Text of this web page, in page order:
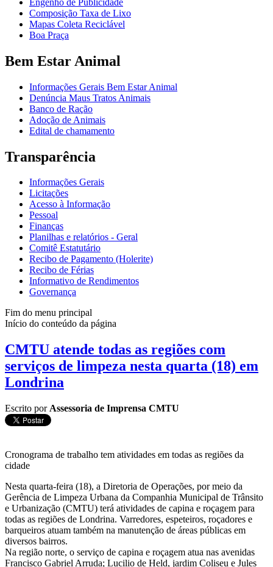
Composição Taxa de Lixo
Mapas Coleta Reciclável
Boa Praça
Bem Estar Animal
Informações Gerais Bem Estar Animal
Denúncia Maus Tratos Animais
Banco de Ração
Adoção de Animais
Edital de chamamento
Transparência
Informações Gerais
Licitações
Acesso à Informação
Pessoal
Finanças
Planilhas e relatórios - Geral
Comitê Estatutário
Recibo de Pagamento (Holerite)
Recibo de Férias
Informativo de Rendimentos
Governança
Fim do menu principal
Início do conteúdo da página
CMTU atende todas as regiões com
serviços de limpeza nesta quarta (18) em
Londrina
Escrito por Assessoria de Imprensa CMTU
Cronograma de trabalho tem atividades em todas as regiões da
cidade
Nesta quarta-feira (18), a Diretoria de Operações, por meio da
Gerência de Limpeza Urbana da Companhia Municipal de Trânsito
e Urbanização (CMTU) terá atividades de capina e roçagem para
todas as regiões de Londrina. Varredores, espeteiros, roçadores e
barqueiros atuam também na manutenção de áreas públicas em
diversos bairros.
Na região norte, o serviço de capina e roçagem atua nas avenidas
Francisco Gabriel Arruda; Lucilio de Held, jardim Coliseu e Jules